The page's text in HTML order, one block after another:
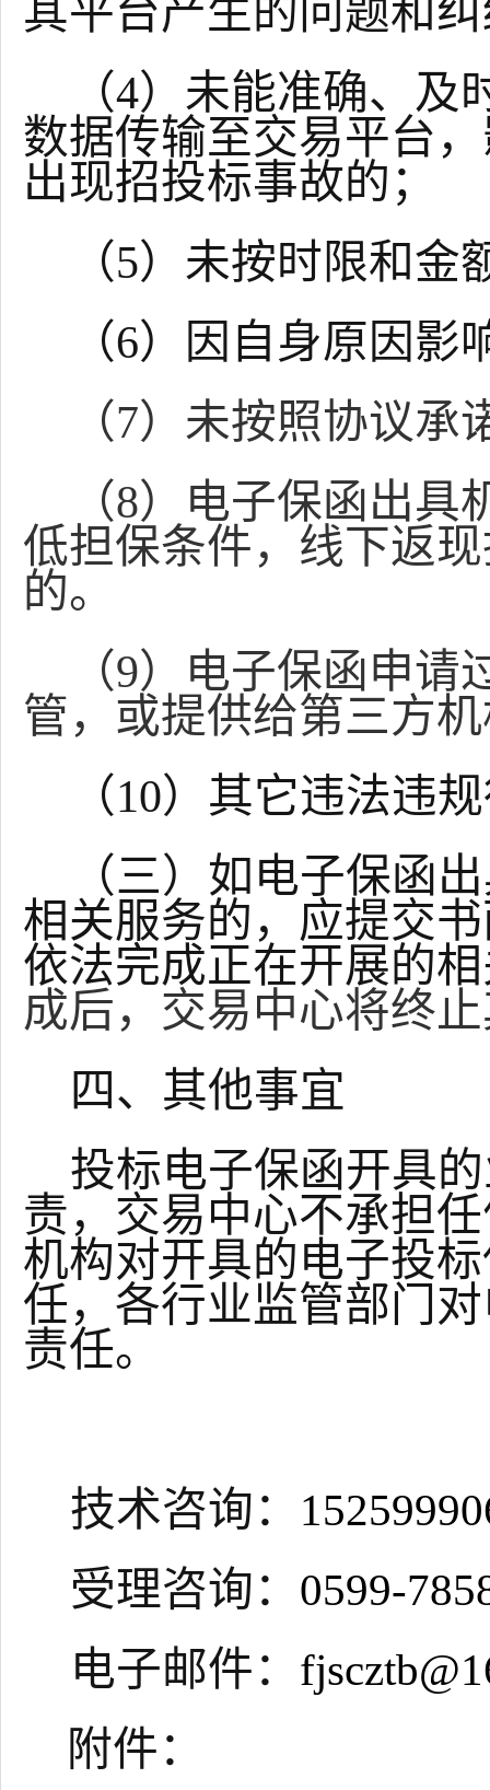
其平台产生的问题和
（4）未能准确、及
数据传输至交易平台
出现招投标事故的；
（5）未按时限和金
（6）因自身原因影
（7）未按照协议承
（8）电子保函出具
低担保条件，线下返
的。
（9）电子保函申请
管，或提供给第三方
（10）其它违法违
（三）如电子保函
相关服务的，应提交
依法完成正在开展的
成后，交易中心将终
四、其他事宜
投标电子保函开具
责，交易中心不承担
机构对开具的电子投
任，各行业监管部门
责任。
技术咨询：
受理咨询： 0599-
电子邮件：
附件：